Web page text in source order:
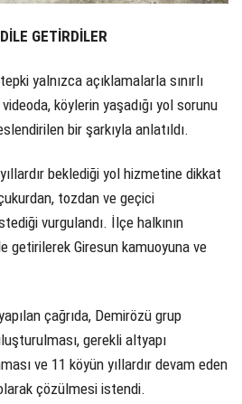
GETİRDİLER
yalnızca açıklamalarla sınırlı
köylerin yaşadığı yol sorunu
bir şarkıyla anlatıldı.
beklediği yol hizmetine dikkat
tozdan ve geçici
vurgulandı. İlçe halkının
getirilerek Giresun kamuoyuna ve
çağrıda, Demirözü grup
gerekli altyapı
ve 11 köyün yıllardır devam eden
çözülmesi istendi.